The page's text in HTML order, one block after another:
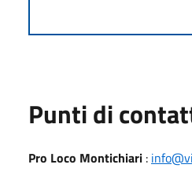
Punti di
Pro Loco Montichiari :